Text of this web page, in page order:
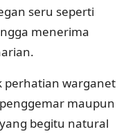
seru seperti
menerima
perhatian warganet
maupun
begitu natural